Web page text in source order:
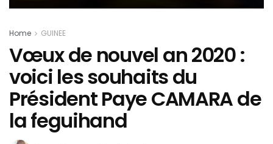
Home GUINEE
Vœux de nouvel an 2020 :
voici les souhaits du
Président Paye CAMARA de
la feguihand